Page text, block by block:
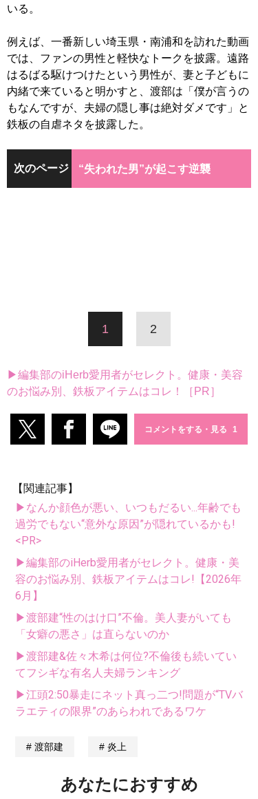
いる。
例えば、一番新しい埼玉県・南浦和を訪れた動画
では、ファンの男性と軽快なトークを披露。遠路
はるばる駆けつけたという男性が、妻と子どもに
内緒で来ていると明かすと、渡部は「僕が言うの
もなんですが、夫婦の隠し事は絶対ダメです」と
鉄板の自虐ネタを披露した。
次のページ “失われた男”が起こす逆襲
1 2
▶編集部のiHerb愛用者がセレクト。健康・美容
のお悩み別、鉄板アイテムはコレ！［PR］
コメントをする・見る
【関連記事】
▶なんか顔色が悪い、いつもだるい...年齢でも
過労でもない“意外な原因”が隠れているかも!
<PR>
▶編集部のiHerb愛用者がセレクト。健康・美
容のお悩み別、鉄板アイテムはコレ!【2026年
6月】
▶渡部建“性のはけ口”不倫。美人妻がいても
「女癖の悪さ」は直らないのか
▶渡部建&佐々木希は何位?不倫後も続いてい
てフシギな有名人夫婦ランキング
▶江頭2:50暴走にネット真っ二つ!問題が“TVバ
ラエティの限界”のあらわれであるワケ
渡部建 炎上
あなたにおすすめ